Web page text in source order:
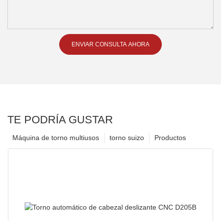
ENVIAR CONSULTA AHORA
TE PODRÍA GUSTAR
Productos
torno suizo
Máquina de torno multiusos